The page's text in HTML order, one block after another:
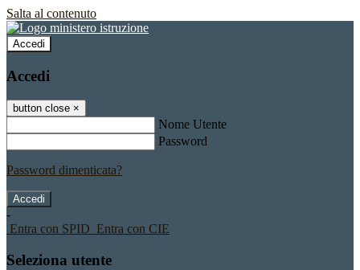
Salta al contenuto
Accedi
Accedi
button close ×
Nome Utente
Password
Password dimenticata?
-
Entra con SPID Entra con CIE
Seleziona utente